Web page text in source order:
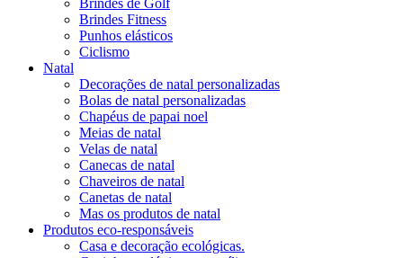
Brindes Fitness
Punhos elásticos
Ciclismo
Natal
Decorações de natal personalizadas
Bolas de natal personalizadas
Chapéus de papai noel
Meias de natal
Velas de natal
Canecas de natal
Chaveiros de natal
Canetas de natal
Mas os produtos de natal
Produtos eco-responsáveis
Casa e decoração ecológicas.